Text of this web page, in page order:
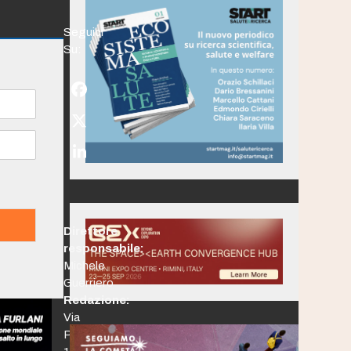
Seguici
Su:
Facebook
Twitter
(deprecated)
LinkedIn
Direttore
responsabile:
Michele
Guerriero
Redazione:
Via
Po,